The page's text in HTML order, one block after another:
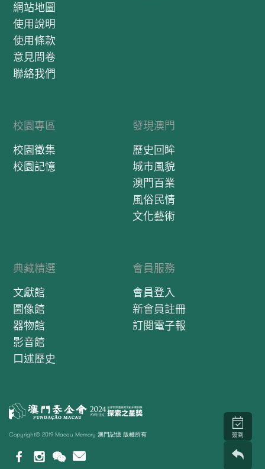
網站地圖
使用說明
使用條款
意見問卷
聯絡我們
校園專區
校園徵集
校園記憶
發現澳門
歷史回眸
城市風貌
澳門百業
風俗民情
文化藝術
典藏精選
文獻館
圖像館
器物館
影音館
口述歷史
會員服務
會員登入
新會員註冊
訂閱電子報
Copyright© 2019 Macau Memory 澳門記憶 版權所有 簽到